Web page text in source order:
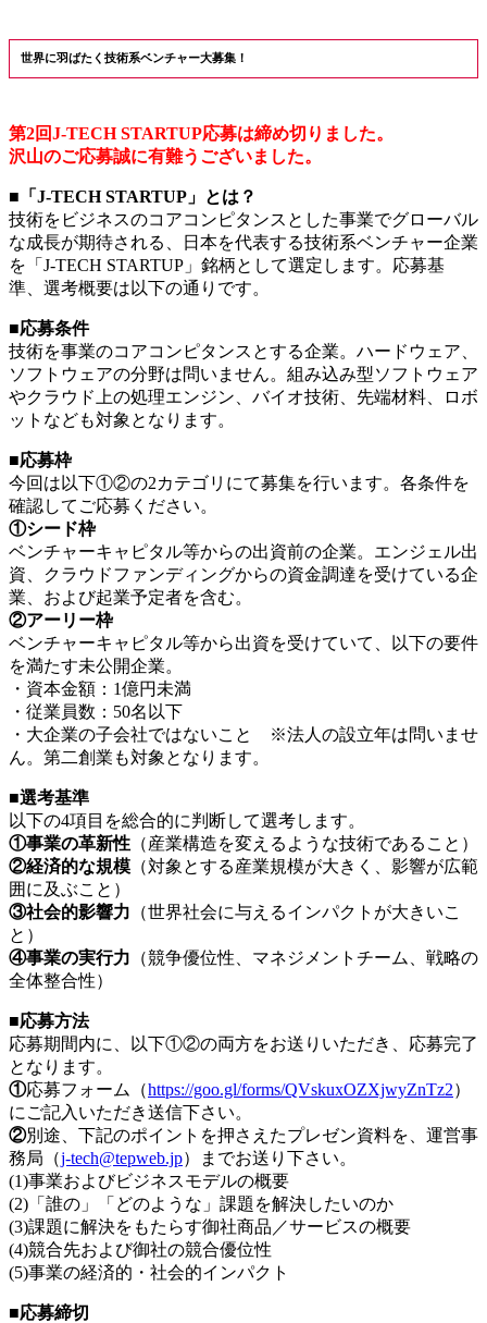
世界に羽ばたく技術系ベンチャー大募集！
第2回J-TECH STARTUP応募は締め切りました。
沢山のご応募誠に有難うございました。
■「J-TECH STARTUP」とは？
技術をビジネスのコアコンピタンスとした事業でグローバル
な成長が期待される、日本を代表する技術系ベンチャー企業
を「J-TECH STARTUP」銘柄として選定します。応募基
準、選考概要は以下の通りです。
■応募条件
技術を事業のコアコンピタンスとする企業。ハードウェア、
ソフトウェアの分野は問いません。組み込み型ソフトウェア
やクラウド上の処理エンジン、バイオ技術、先端材料、ロボ
ットなども対象となります。
■応募枠
今回は以下①②の2カテゴリにて募集を行います。各条件を
確認してご応募ください。
①シード枠
ベンチャーキャピタル等からの出資前の企業。エンジェル出
資、クラウドファンディングからの資金調達を受けている企
業、および起業予定者を含む。
②アーリー枠
ベンチャーキャピタル等から出資を受けていて、以下の要件
を満たす未公開企業。
・資本金額：1億円未満
・従業員数：50名以下
・大企業の子会社ではないこと ※法人の設立年は問いませ
ん。第二創業も対象となります。
■選考基準
以下の4項目を総合的に判断して選考します。
①事業の革新性 （産業構造を変えるような技術であること）
②経済的な規模 （対象とする産業規模が大きく、影響が広範
囲に及ぶこと）
③社会的影響力 （世界社会に与えるインパクトが大きいこ
と）
④事業の実行力 （競争優位性、マネジメントチーム、戦略の
全体整合性）
■応募方法
応募期間内に、以下①②の両方をお送りいただき、応募完了
となります。
①応募フォーム（https://goo.gl/forms/QVskuxOZXjwyZnTz2）
にご記入いただき送信下さい。
②別途、下記のポイントを押さえたプレゼン資料を、運営事
務局（j-tech@tepweb.jp）までお送り下さい。
(1)事業およびビジネスモデルの概要
(2)「誰の」「どのような」課題を解決したいのか
(3)課題に解決をもたらす御社商品／サービスの概要
(4)競合先および御社の競合優位性
(5)事業の経済的・社会的インパクト
■応募締切